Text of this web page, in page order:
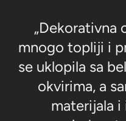
„Dekorativna
mnogo topliji i
se uklopila sa
okvirima, a
materijala